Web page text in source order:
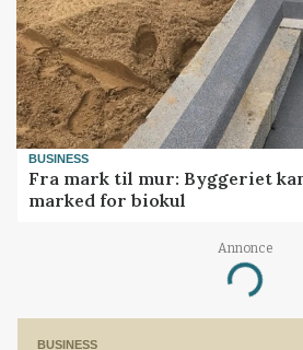
BUSINESS
Fra mark til mur: Byggeriet
marked for biokul
Annonce
Loading...
BUSINESS